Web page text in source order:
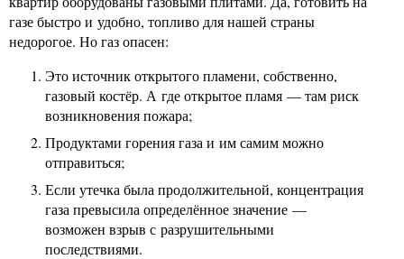
газе быстро и удобно, топливо для нашей страны
недорогое. Но газ опасен:
Это источник открытого пламени, собственно,
газовый костёр. А где открытое пламя — там риск
возникновения пожара;
Продуктами горения газа и им самим можно
отправиться;
Если утечка была продолжительной, концентрация
газа превысила определённое значение —
возможен взрыв с разрушительными
последствиями.